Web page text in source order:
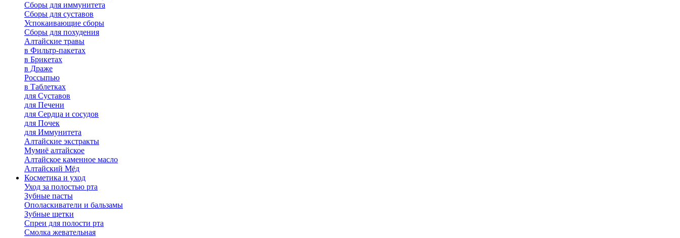
Сборы для иммунитета
Сборы для суставов
Успокаивающие сборы
Сборы для похудения
Алтайские травы
в Фильтр-пакетах
в Брикетах
в Драже
Россыпью
в Таблетках
для Cуставов
для Печени
для Сердца и сосудов
для Почек
для Иммунитета
Алтайские экстракты
Мумиё алтайское
Алтайское каменное масло
Алтайский Мёд
Косметика и уход
Уход за полостью рта
Зубные пасты
Ополаскиватели и бальзамы
Зубные щетки
Спреи для полости рта
Смолка жевательная